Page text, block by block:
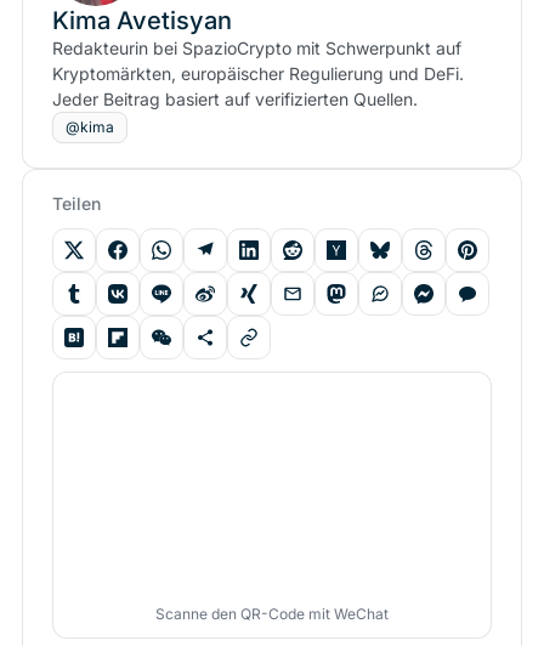
Kima Avetisyan
Redakteurin bei SpazioCrypto mit Schwerpunkt auf
Kryptomärkten, europäischer Regulierung und DeFi.
Jeder Beitrag basiert auf verifizierten Quellen.
@kima
Teilen
Scanne den QR-Code mit WeChat